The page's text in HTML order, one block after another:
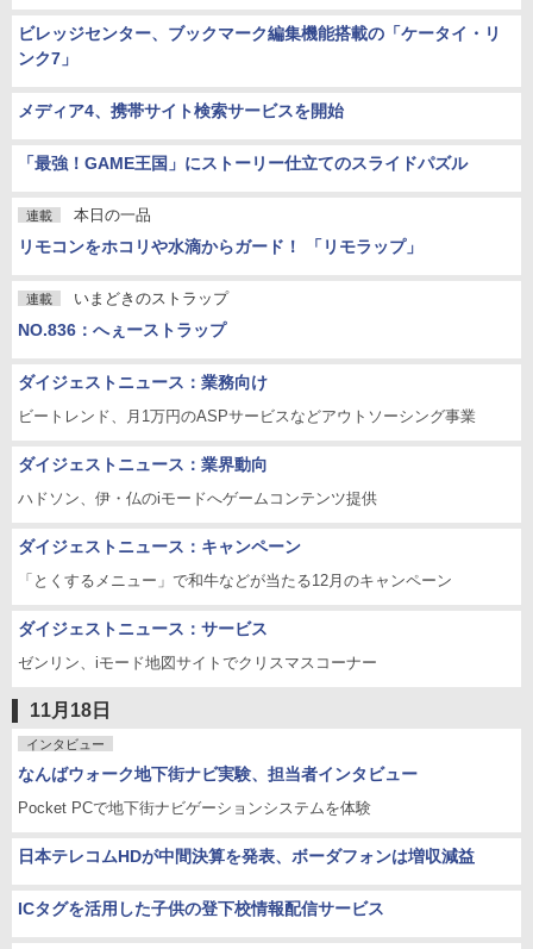
ビレッジセンター、ブックマーク編集機能搭載の「ケータイ・リ
ンク7」
メディア4、携帯サイト検索サービスを開始
「最強！GAME王国」にストーリー仕立てのスライドパズル
連載 本日の一品
リモコンをホコリや水滴からガード！ 「リモラップ」
連載 いまどきのストラップ
NO.836：へぇーストラップ
ダイジェストニュース：業務向け
ビートレンド、月1万円のASPサービスなどアウトソーシング事業
ダイジェストニュース：業界動向
ハドソン、伊・仏のiモードへゲームコンテンツ提供
ダイジェストニュース：キャンペーン
「とくするメニュー」で和牛などが当たる12月のキャンペーン
ダイジェストニュース：サービス
ゼンリン、iモード地図サイトでクリスマスコーナー
11月18日
インタビュー
なんばウォーク地下街ナビ実験、担当者インタビュー
Pocket PCで地下街ナビゲーションシステムを体験
日本テレコムHDが中間決算を発表、ボーダフォンは増収減益
ICタグを活用した子供の登下校情報配信サービス